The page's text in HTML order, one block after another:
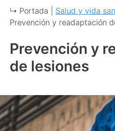
↳ Portada | Salud y vida
Prevención y readaptación
Prevención y
de lesiones